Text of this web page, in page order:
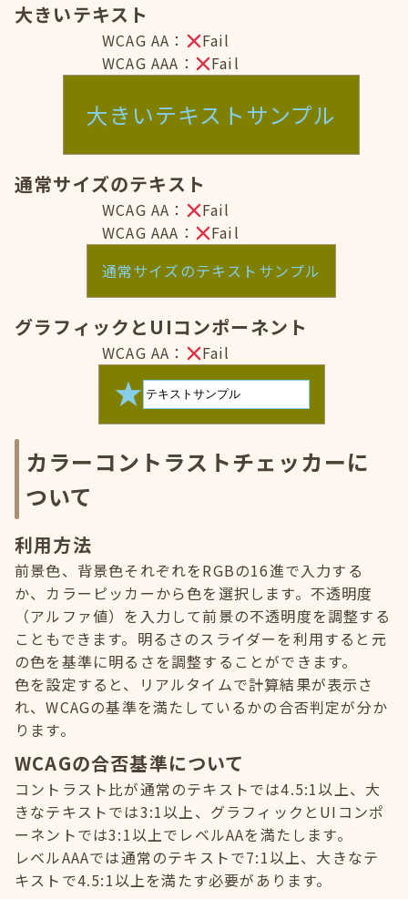
大きいテキスト
WCAG AA：
Fail
WCAG AAA：
Fail
大きいテキストサンプル
通常サイズのテキスト
WCAG AA：
Fail
WCAG AAA：
Fail
通常サイズのテキストサンプル
グラフィックとUIコンポーネント
WCAG AA： Fail
カラーコントラストチェッカーに
ついて
利用方法
前景色、背景色それぞれをRGBの16進で入力する
か、カラーピッカーから色を選択します。不透明度
（アルファ値）を入力して前景の不透明度を調整する
こともできます。明るさのスライダーを利用すると元
の色を基準に明るさを調整することができます。
色を設定すると、リアルタイムで計算結果が表示さ
れ、WCAGの基準を満たしているかの合否判定が分か
ります。
WCAGの合否基準について
コントラスト比が通常のテキストでは4.5:1以上、大
きなテキストでは3:1以上、グラフィックとUIコンポ
ーネントでは3:1以上でレベルAAを満たします。
レベルAAAでは通常のテキストで7:1以上、大きなテ
キストで4.5:1以上を満たす必要があります。